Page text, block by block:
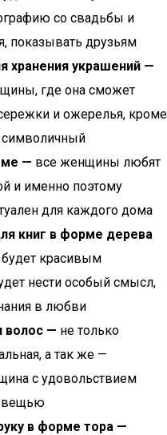
со свадьбы и
показывать друзьям
хранения украшений —
где она сможет
и ожерелья, кроме
символичный
— все женщины любят
и именно поэтому
для каждого дома
книг в форме дерева
будет красивым
нести особый смысл,
в любви
волос — не только
а так же —
с удовольствием
вещью
в форме тора —